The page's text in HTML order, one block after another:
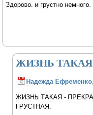
Здорово. и грустно немного.
ЖИЗНЬ
Надежда Ефременко
ЖИЗНЬ ТАКАЯ -
ГРУСТНАЯ.